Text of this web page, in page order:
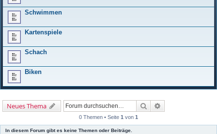
Schwimmen
Kartenspiele
Schach
Biken
Neues Thema Suche
0 Themen • Seite 1 von 1
In diesem Forum gibt es keine Themen oder Beiträge.